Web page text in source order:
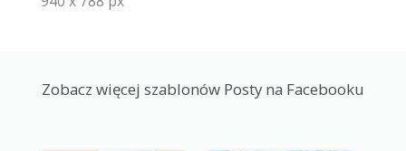
Zobacz więcej szablonów Posty na Facebooku